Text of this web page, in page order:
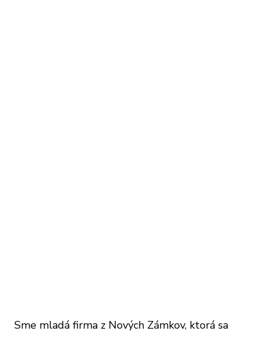
Sme mladá firma z Nových Zámkov, ktorá sa